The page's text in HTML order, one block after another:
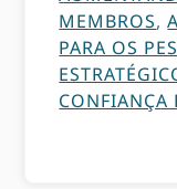
MEMBROS,
PARA OS
CONFIANÇA